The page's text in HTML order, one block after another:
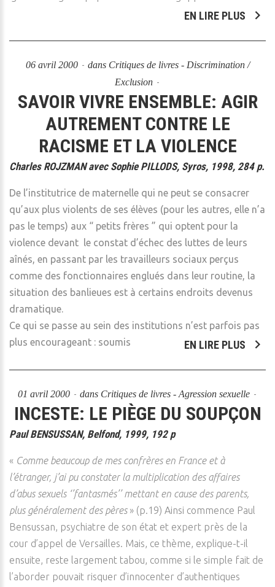
EN LIRE PLUS
06 avril 2000 dans Critiques de livres - Discrimination /
Exclusion
SAVOIR VIVRE ENSEMBLE: AGIR
AUTREMENT CONTRE LE
RACISME ET LA VIOLENCE
Charles ROJZMAN avec Sophie PILLODS, Syros, 1998, 284 p.
De l’institutrice de maternelle qui ne peut se consacrer
qu’aux plus violents de ses élèves (pour les autres, elle n’a
pas le temps) aux “ petits frères ” qui optent pour la
violence devant le constat d’échec des luttes de leurs
aînés, en passant par les travailleurs sociaux perçus
comme des fonctionnaires englués dans leur routine, la
situation des banlieues est à certains endroits devenus
dramatique.
Ce qui se passe au sein des institutions n’est parfois pas
plus encourageant : soumis
EN LIRE PLUS
01 avril 2000 dans Critiques de livres - Agression sexuelle
INCESTE: LE PIÈGE DU SOUPÇON
Paul BENSUSSAN, Belfond, 1999, 192 p
« Comme beaucoup de mes confrères en France et à
l’étranger, j’ai pu constater la multiplication des affaires
d’abus sexuels ‘’fantasmés’’ mettant en cause des parents,
plus généralement des pères» (p.19) Ainsi commence Paul
Bensussan, psychiatre de son état et expert près de la
cour d’appel de Versailles. Mais, ce thème, explique-t-il
ensuite, reste largement tabou, comme si le simple fait de
l’aborder pouvait risquer d’innocenter d’authentiques